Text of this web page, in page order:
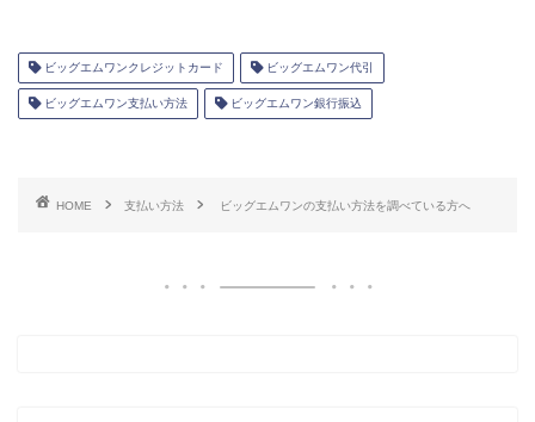
ビッグエムワンクレジットカード ビッグエムワン代引
ビッグエムワン支払い方法 ビッグエムワン銀行振込
HOME 支払い方法 ビッグエムワンの支払い方法を調べている方へ